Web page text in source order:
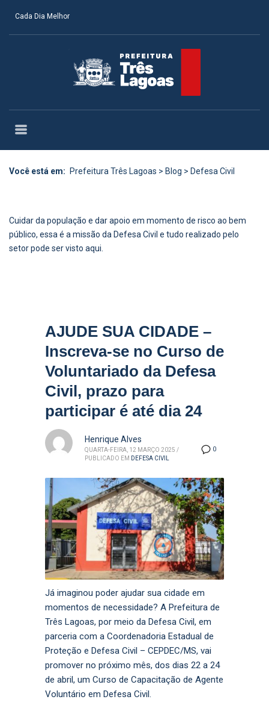
Cada Dia Melhor
Você está em: Prefeitura Três Lagoas > Blog > Defesa Civil
Cuidar da população e dar apoio em momento de risco ao bem
público, essa é a missão da Defesa Civil e tudo realizado pelo
setor pode ser visto aqui.
AJUDE SUA CIDADE –
Inscreva-se no Curso de
Voluntariado da Defesa
Civil, prazo para
participar é até dia 24
0
Henrique Alves
QUARTA-FEIRA, 12 MARÇO 2025 /
PUBLICADO EM DEFESA CIVIL
Já imaginou poder ajudar sua cidade em
momentos de necessidade? A Prefeitura de
Três Lagoas, por meio da Defesa Civil, em
parceria com a Coordenadoria Estadual de
Proteção e Defesa Civil – CEPDEC/MS, vai
promover no próximo mês, dos dias 22 a 24
de abril, um Curso de Capacitação de Agente
Voluntário em Defesa Civil.